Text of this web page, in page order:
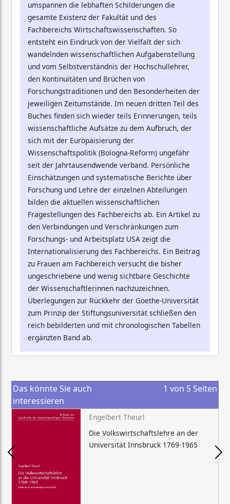
umspannen die lebhaften Schilderungen die
gesamte Existenz der Fakultät und des
Fachbereichs Wirtschaftswissenschaften. So
entsteht ein Eindruck von der Vielfalt der sich
wandelnden wissenschaftlichen Aufgabenstellung
und vom Selbstverständnis der Hochschullehrer,
den Kontinuitäten und Brüchen von
Forschungstraditionen und den Besonderheiten der
jeweiligen Zeitumstände. Im neuen dritten Teil des
Buches finden sich wieder teils Erinnerungen, teils
wissenschaftliche Aufsätze zu dem Aufbruch, der
sich mit der Europäisierung der
Wissenschaftspolitik (Bologna-Reform) ungefähr
seit der Jahrtausendwende verband. Persönliche
Einschätzungen und systematische Berichte über
Forschung und Lehre der einzelnen Abteilungen
bilden die aktuellen wissenschaftlichen
Fragestellungen des Fachbereichs ab. Ein Artikel zu
den Verbindungen und Verschränkungen zum
Forschungs- und Arbeitsplatz USA zeigt die
Internationalisierung des Fachbereichs. Ein Beitrag
zu Frauen am Fachbereich versucht die bisher
ungeschriebene und wenig sichtbare Geschichte
der Wissenschaftlerinnen nachzuzeichnen.
Überlegungen zur Rückkehr der Goethe-Universität
zum Prinzip der Stiftungsuniversität schließen den
reich bebilderten und mit chronologischen Tabellen
ergänzten Band ab.
Das könnte Sie auch
interessieren
1 von 5 Seiten
Engelbert Theurl
Die Volkswirtschaftslehre an der
Universität Innsbruck 1769-1965